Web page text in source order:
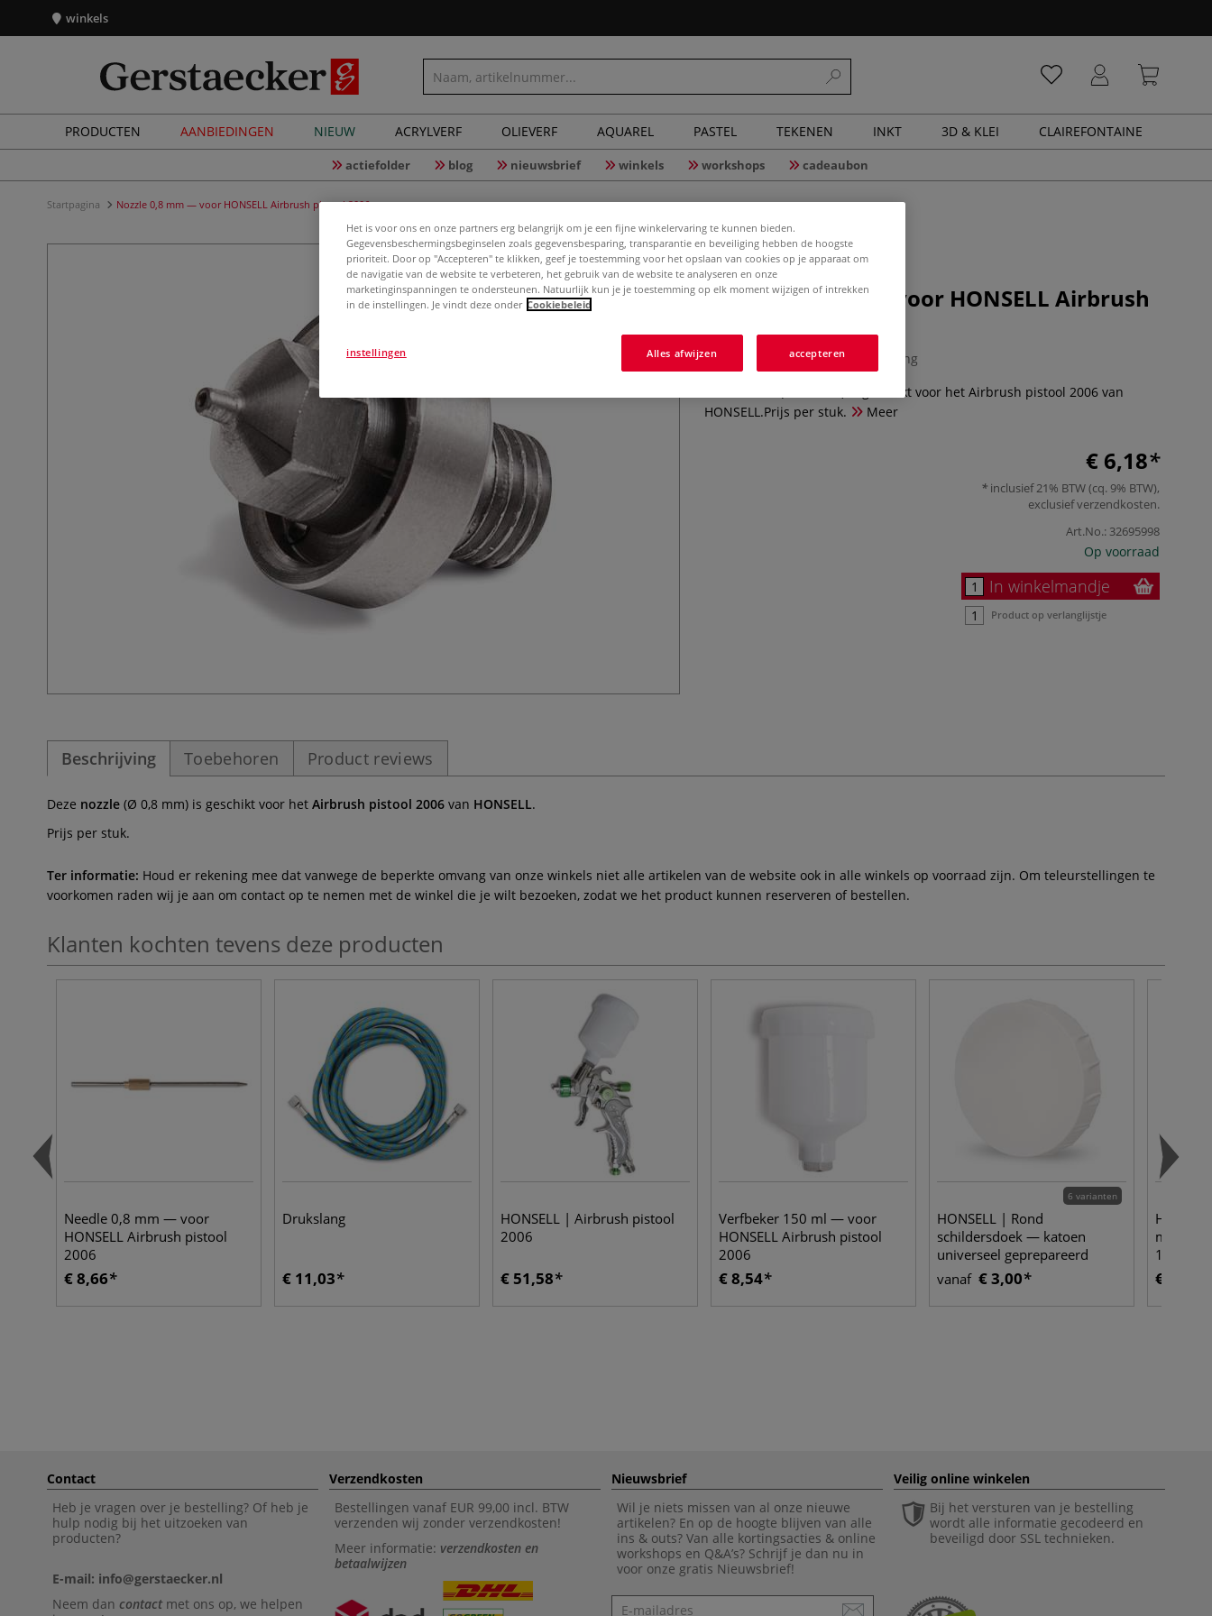
winkels
PRODUCTEN AANBIEDINGEN NIEUW ACRYLVERF OLIEVERF AQUAREL PASTEL TEKENEN INKT 3D & KLEI CLAIREFONTAINE
actiefolder blog nieuwsbrief winkels workshops cadeaubon
Startpagina Nozzle 0,8 mm — voor HONSELL Airbrush pistool 2006
Nozzle 0,8 mm — voor HONSELL Airbrush
0 Beoordeling
Deze nozzle (Ø 0,8 mm) is geschikt voor het Airbrush pistool 2006 van
HONSELL.Prijs per stuk.
Meer
€ 6,18
inclusief 21% BTW (cq. 9% BTW),
exclusiefverzendkosten.
Art.No.: 32695998
Op voorraad
In winkelmandje
Product op verlanglijstje
Beschrijving Toebehoren Product reviews
Deze nozzle (Ø 0,8 mm) is geschikt voor het Airbrush pistool 2006 van HONSELL.
Prijs per stuk.
Ter informatie: Houd er rekening mee dat vanwege de beperkte omvang van onze winkels niet alle artikelen van de website ook in alle winkels op voorraad zijn. Om teleurstellingen te
voorkomen raden wij je aan om contact op te nemen met de winkel die je wilt bezoeken, zodat we het product kunnen reserveren of bestellen.
Klanten kochten tevens deze producten
Needle 0,8 mm — voor
HONSELL Airbrush pistool
2006
€ 8,66
Drukslang
€ 11,03
HONSELL | Airbrush pistool
2006
€ 51,58
Verfbeker 150 ml — voor
HONSELL Airbrush pistool
2006
€ 8,54
6 varianten
HONSELL | Rond
schildersdoek — katoen
universeel geprepareerd
vanaf € 3,00
mm —
116
€ 6,06
Contact
Heb je vragen over je bestelling? Of heb je
hulp nodig bij het uitzoeken van
producten?
E-mail: info@gerstaecker.nl
Neem dan contactmet ons op, we helpen
Verzendkosten
Bestellingen vanaf EUR 99,00 incl. BTW
verzenden wij zonder verzendkosten!
Meer informatie: verzendkosten en
betaalwijzen
Nieuwsbrief
Wil je niets missen van al onze nieuwe
artikelen? En op de hoogte blijven van alle
ins & outs? Van alle kortingsacties & online
workshops en Q&A’s? Schrijf je dan nu in
voor onze gratis Nieuwsbrief!
Nieuwsbrief
Veilig online winkelen
Bij het versturen van je bestelling
wordt alle informatie gecodeerd en
beveiligd door SSL technieken.
Het is voor ons en onze partners erg belangrijk om je een fijne winkelervaring te kunnen bieden.
Gegevensbeschermingsbeginselen zoals gegevensbesparing, transparantie en beveiliging hebben de hoogste
prioriteit. Door op "Accepteren" te klikken, geef je toestemming voor het opslaan van cookies op je apparaat om
de navigatie van de website te verbeteren, het gebruik van de website te analyseren en onze
marketinginspanningen te ondersteunen. Natuurlijk kun je je toestemming op elk moment wijzigen of intrekken
in de instellingen. Je vindt deze onder Cookiebeleid
Alles afwijzen accepteren
instellingen